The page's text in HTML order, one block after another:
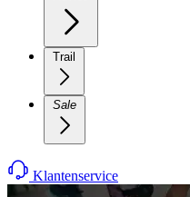
Trail
Sale
Klantenservice